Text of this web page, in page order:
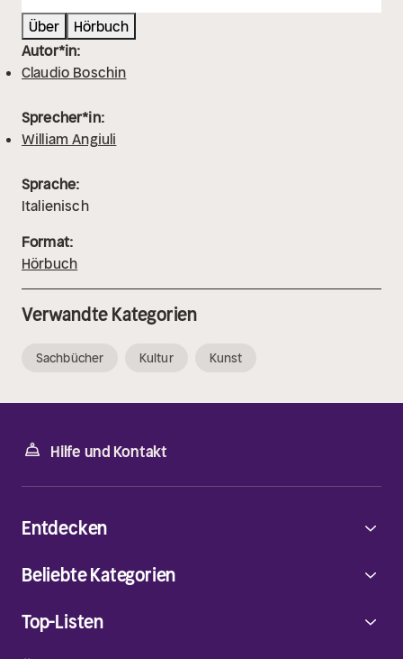
Über
Hörbuch
Autor*in:
Claudio Boschin
Sprecher*in:
William Angiuli
Sprache:
Italienisch
Format:
Hörbuch
Verwandte Kategorien
Sachbücher Kultur Kunst
Hilfe und Kontakt
Entdecken
Beliebte Kategorien
Top-Listen